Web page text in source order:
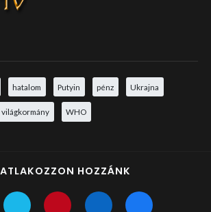
hatalom Putyin pénz Ukrajna
világkormány WHO
HOZZÁNK